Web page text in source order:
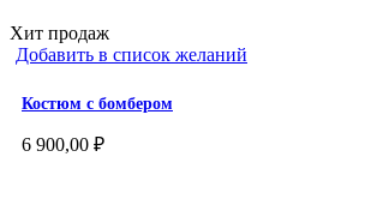
Хит продаж
Добавить в список желаний
Костюм с бомбером
6 900,00 ₽